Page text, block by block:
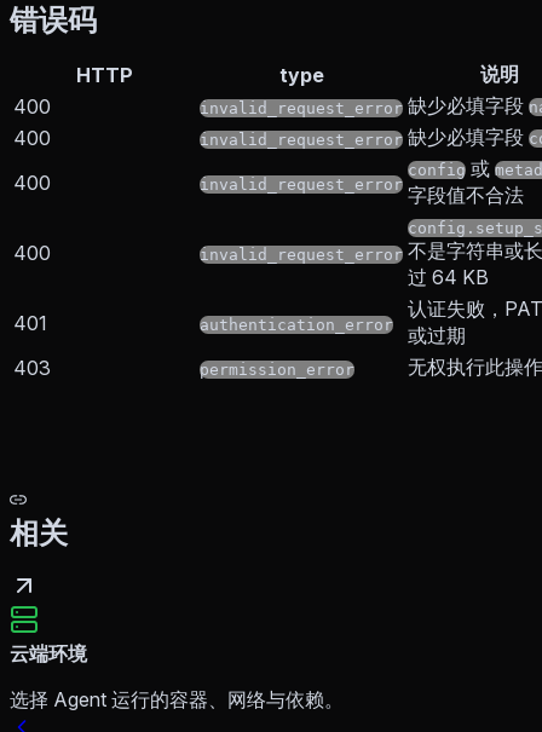
错误码
HTTP type
说明
400
invalid_request_error 缺少必填字段
400 invalid_request_error 缺少必填字段
400 invalid_request_error
config 或
字段值不合法
400 invalid_request_error 不是字符串或
过 64 KB
401
authentication_error
认证失败，
或过期
403
permission_error 无权执行此操作
相关
云端环境
选择 Agent 运行的容器、网络与依赖。